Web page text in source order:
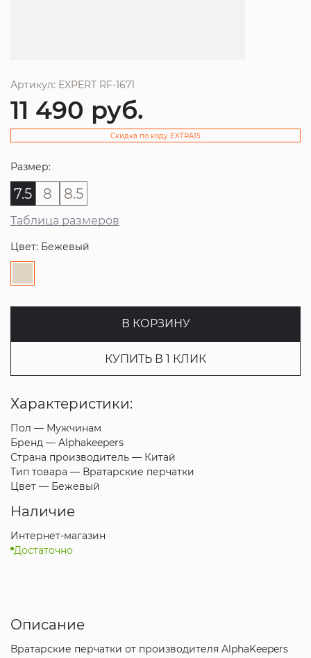
Артикул: EXPERT RF-1671
11 490 руб.
Скидка по коду EXTRA15
Размер:
7.5 8 8.5
Таблица размеров
Цвет: Бежевый
В КОРЗИНУ
КУПИТЬ В 1 КЛИК
Характеристики:
Пол — Мужчинам
Бренд — Alphakeepers
Страна производитель — Китай
Тип товара — Вратарские перчатки
Цвет — Бежевый
Наличие
Интернет-магазин
Достаточно
Описание
Вратарские перчатки от производителя AlphaKeepers